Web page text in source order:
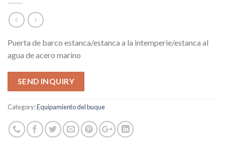
Puerta de barco estanca/estanca a la intemperie/estanca al
agua de acero marino
SEND INQUIRY
Category:Equipamiento del buque